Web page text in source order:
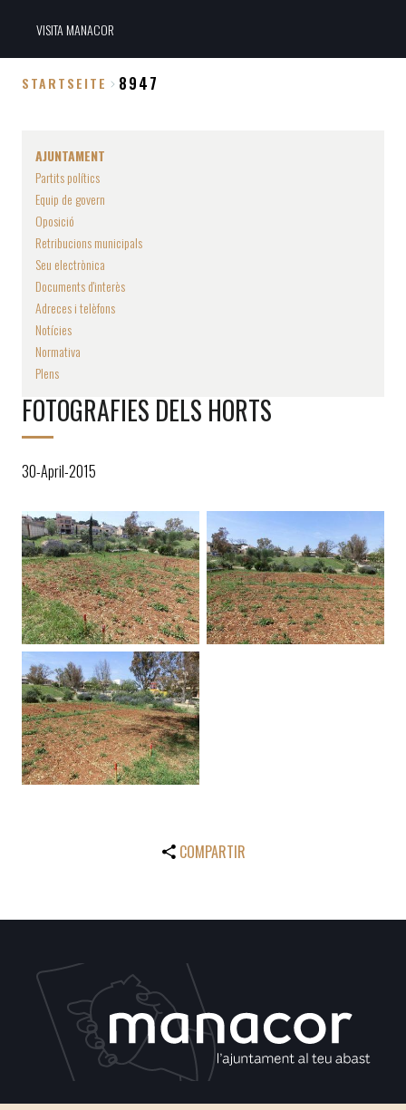
VISITA MANACOR
STARTSEITE 8947
AJUNTAMENT
Partits polítics
Equip de govern
Oposició
Retribucions municipals
Seu electrònica
Documents d'interès
Adreces i telèfons
Notícies
Normativa
Plens
FOTOGRAFIES DELS HORTS
30-April-2015
COMPARTIR